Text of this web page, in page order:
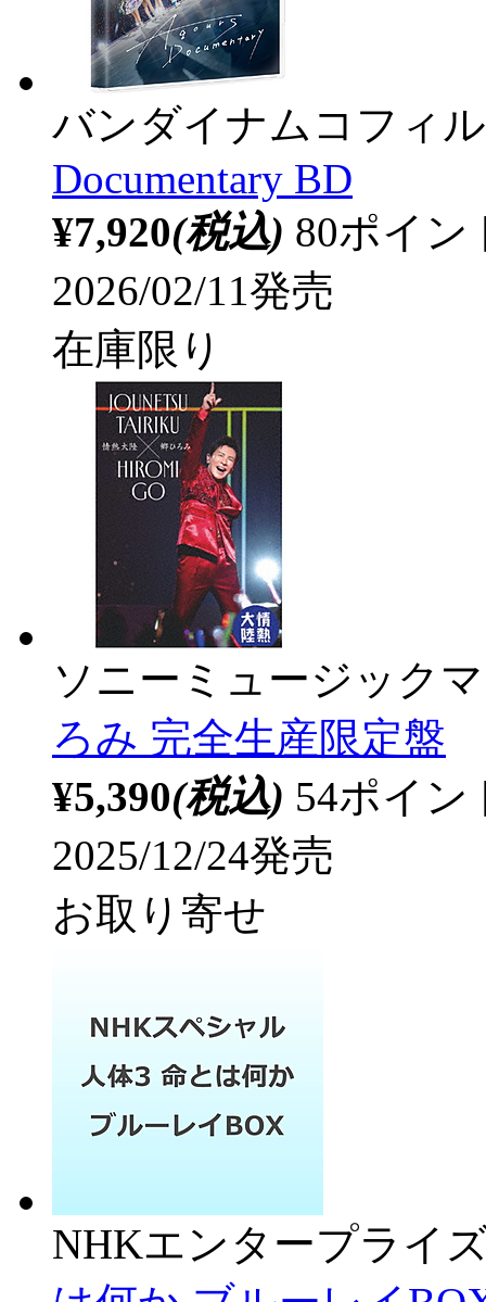
バンダイナムコフィ
Documentary BD
¥7,920(税込) 80ポイ
2026/02/11発売
在庫限り
ソニーミュージック
ろみ 完全生産限定盤
¥5,390(税込) 54ポイ
2025/12/24発売
お取り寄せ
NHKエンタープライ